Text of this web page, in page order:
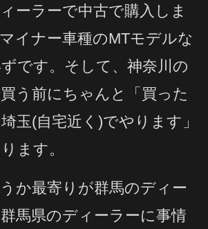
ーラーで中古で購入しま
イナー車種のMTモデルな
です。そして、神奈川の
う前にちゃんと「買った
玉(自宅近く)でやります」
ます。
か最寄りが群馬のディー
馬県のディーラーに事情